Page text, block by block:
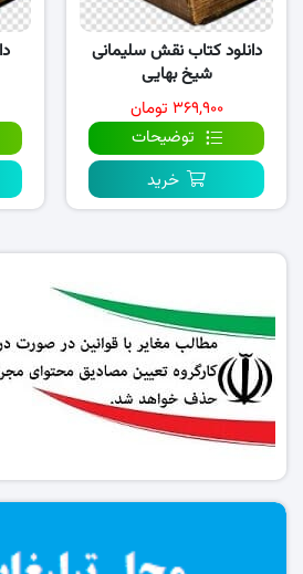
دانلود کتاب نقش سلیمانی
شیخ بهایی
۳۶۹,۹۰۰ تومان
توضیحات
خرید